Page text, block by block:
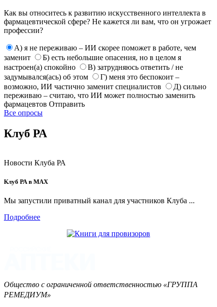
Как вы относитесь к развитию искусственного интеллекта в
фармацевтической сфере? Не кажется ли вам, что он угрожает
профессии?
А) я не переживаю – ИИ скорее поможет в работе, чем
заменит
Б) есть небольшие опасения, но в целом я
настроен(а) спокойно
В) затрудняюсь ответить / не
задумывался(ась) об этом
Г) меня это беспокоит –
возможно, ИИ частично заменит специалистов
Д) сильно
переживаю – считаю, что ИИ может полностью заменить
фармацевтов Отправить
Все опросы
Клуб РА
Новости Клуба РА
Клуб РА в MAX
Мы запустили приватный канал для участников Клуба ...
Подробнее
Общество с ограниченной ответственностью «ГРУППА
РЕМЕДИУМ»